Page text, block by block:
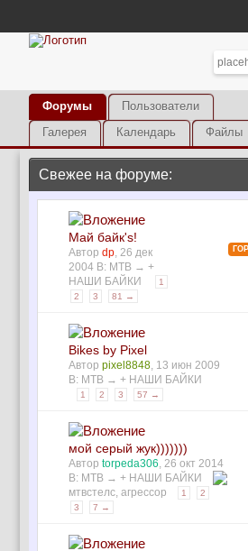
Форумы
Пользователи
Галерея
Календарь Файлы
Свежее на форуме:
Май байк's!
Автор dp , 26 дек
2004 В: MTB → +
НАШИ БАЙКИ
1
2
3 81 →
Bikes by Pixel
Автор pixel8848 , 13 июн 2009
В: MTB → + НАШИ БАЙКИ
1 2 3 57 →
мой серый жук)))))))
Автор torpeda306 , 26 окт 2014
В: MTB → + НАШИ БАЙКИ
мтвстелс, агрессор 1
2
3
7 →